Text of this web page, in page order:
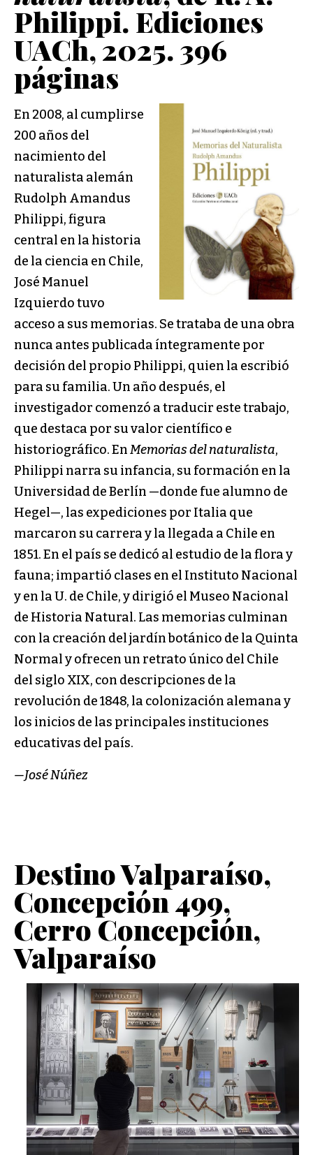
Philippi. Ediciones
UACh, 2025. 396
páginas
En 2008, al cumplirse
200 años del
nacimiento del
naturalista alemán
Rudolph Amandus
Philippi, figura
central en la historia
de la ciencia en Chile,
José Manuel
Izquierdo tuvo
acceso a sus memorias. Se trataba de una obra
nunca antes publicada íntegramente por
decisión del propio Philippi, quien la escribió
para su familia. Un año después, el
investigador comenzó a traducir este trabajo,
que destaca por su valor científico e
historiográfico. EnMemorias del naturalista,
Philippi narra su infancia, su formación en la
Universidad de Berlín —donde fue alumno de
Hegel—, las expediciones por Italia que
marcaron su carrera y la llegada a Chile en
1851. En el país se dedicó al estudio de la flora y
fauna; impartió clases en el Instituto Nacional
y en la U. de Chile, y dirigió el Museo Nacional
de Historia Natural. Las memorias culminan
con la creación del jardín botánico de la Quinta
Normal y ofrecen un retrato único del Chile
del siglo XIX, con descripciones de la
revolución de 1848, la colonización alemana y
los inicios de las principales instituciones
educativas del país.
—José Núñez
Destino Valparaíso,
Concepción 499,
Cerro Concepción,
Valparaíso